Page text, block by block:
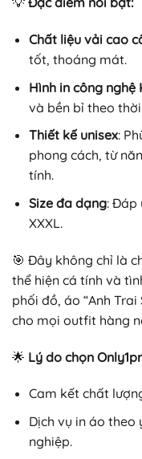
Chất liệu vải cao
tốt, thoáng mát.
Hình in công nghệ
và bền bỉ theo
Thiết kế unisex:
phong cách, từ
tính.
Size đa dạng: Đáp
XXXL.
🎯 Đây không chỉ là
thể hiện cá tính và
phối đồ, áo “Anh
cho mọi outfit hàng
🌟 Lý do chọn
Cam kết chất
Dịch vụ in áo theo
nghiệp.